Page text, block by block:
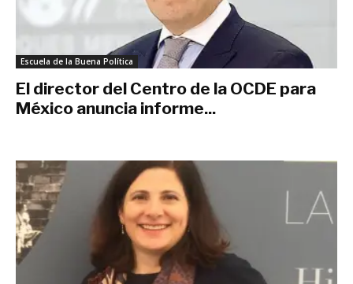
Escuela de la Buena Política
El director del Centro de la OCDE para
México anuncia informe...